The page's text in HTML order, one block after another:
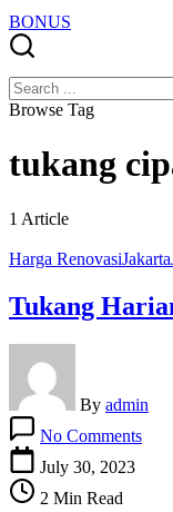
BONUS
Search
Browse Tag
tukang
1 Article
Harga RenovasiJakarta
Tukang
By admin
No Comments
July 30, 2023
2 Min Read